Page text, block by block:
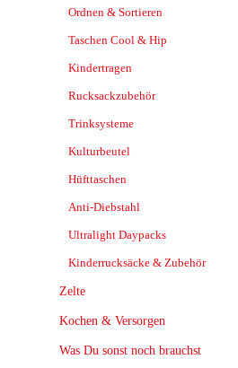
Ordnen & Sortieren
Taschen Cool & Hip
Kindertragen
Rucksackzubehör
Trinksysteme
Kulturbeutel
Hüfttaschen
Anti-Diebstahl
Ultralight Daypacks
Kinderrucksäcke & Zubehör
Zelte
Kochen & Versorgen
Was Du sonst noch brauchst